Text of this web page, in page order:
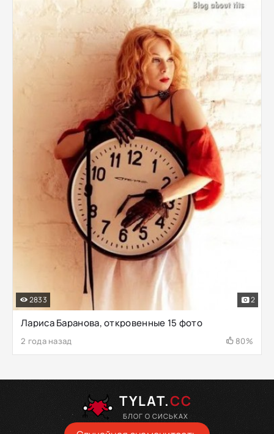
Лариса Баранова, откровенные 15 фото
2 года назад 80%
2833 2
TYLAT.CC
БЛОГ О СИСЬКАХ